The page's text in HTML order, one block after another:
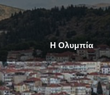
Η Ολυμπία